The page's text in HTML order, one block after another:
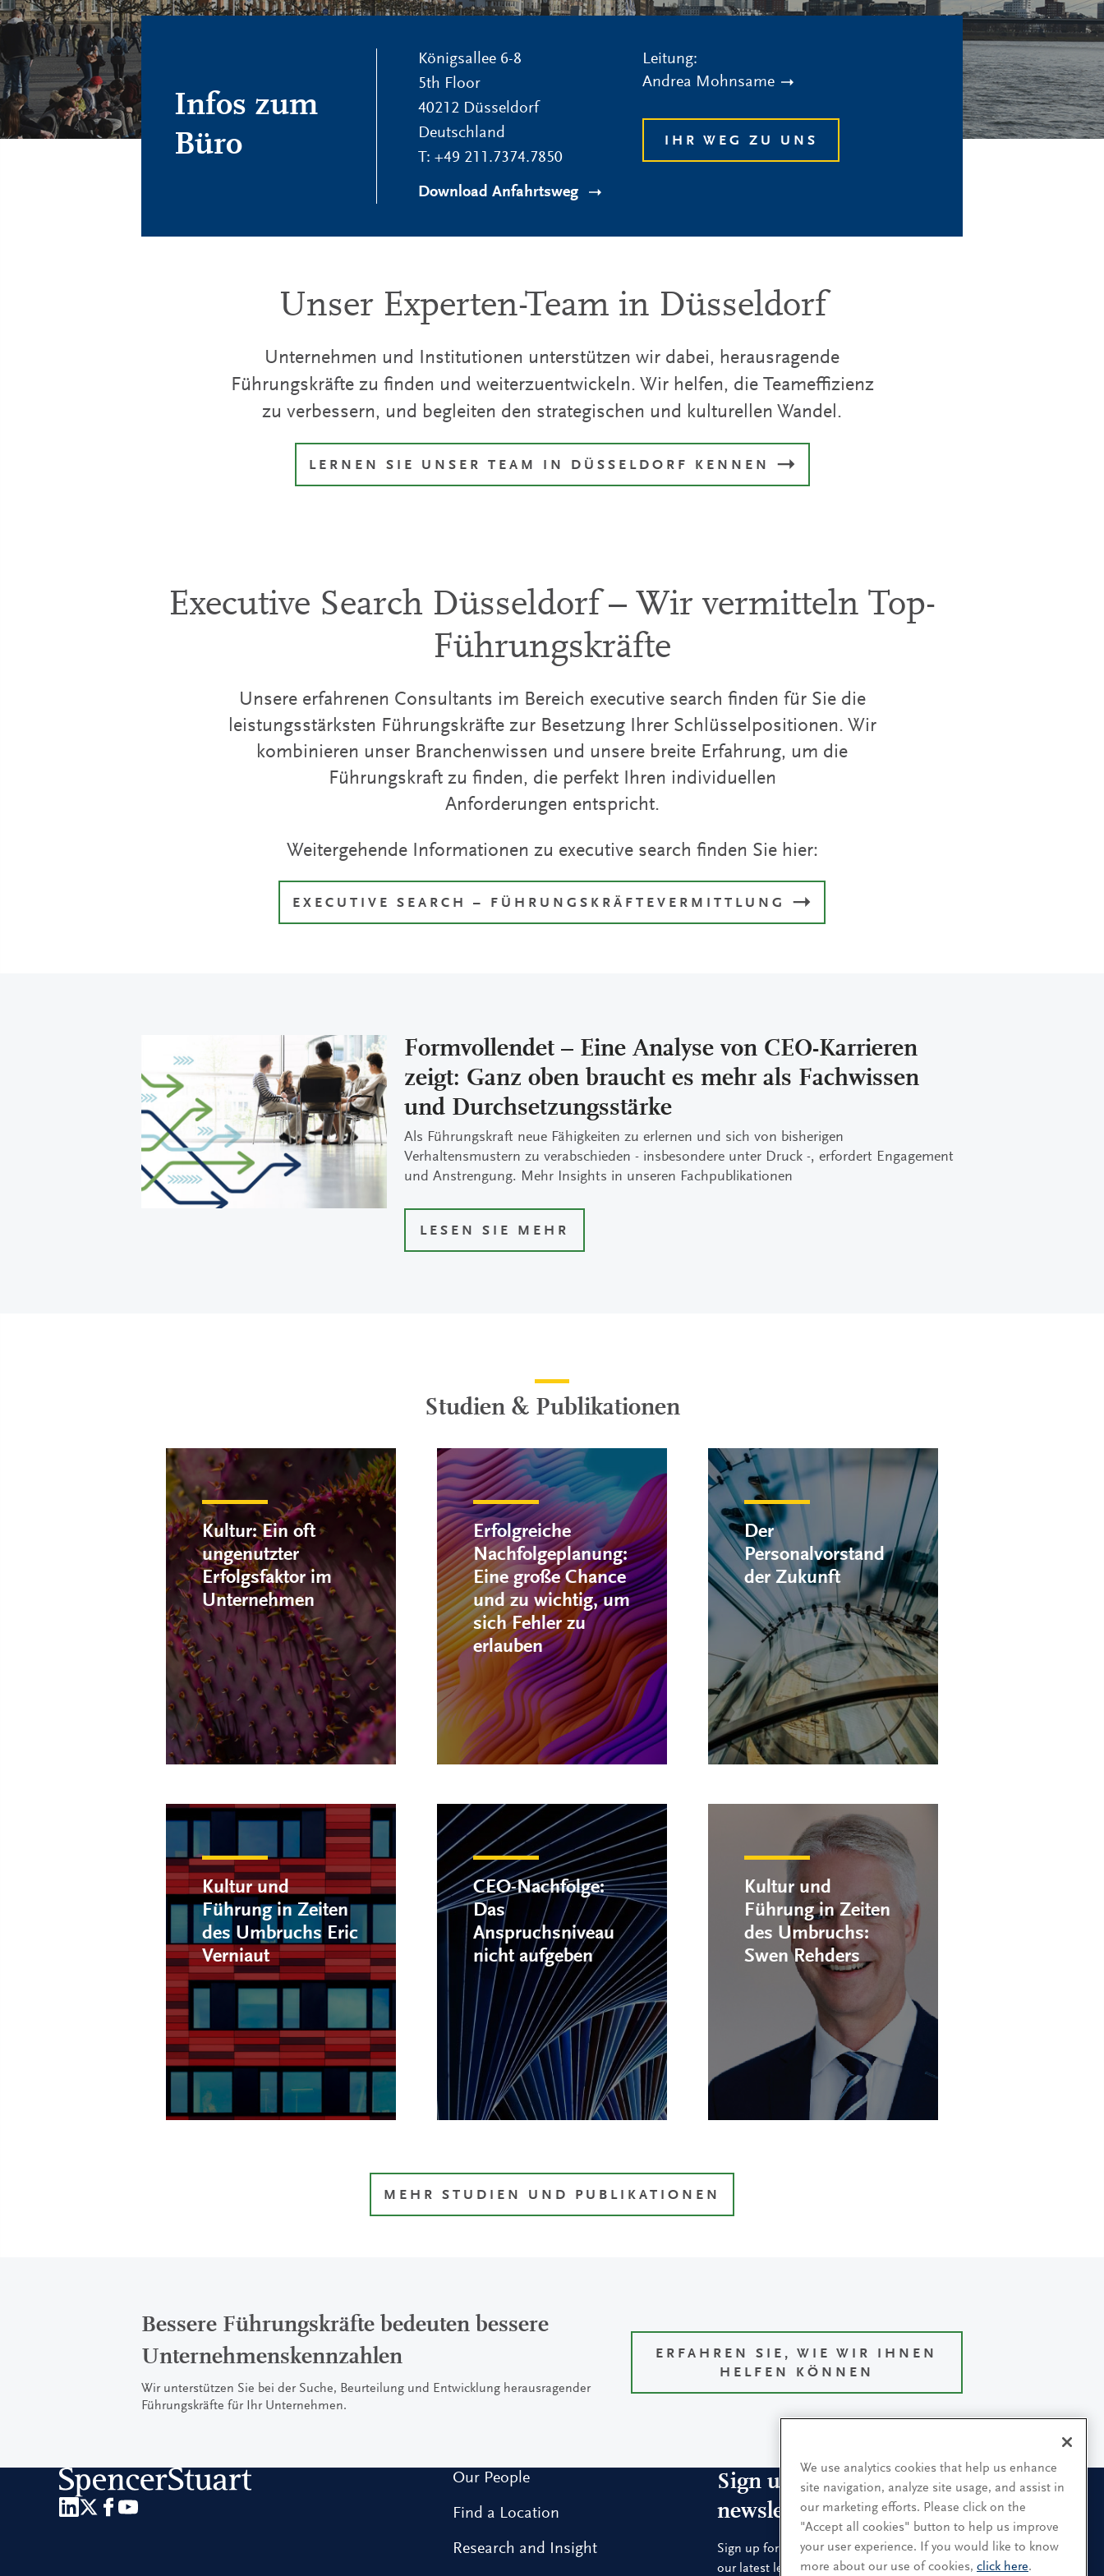
Infos zum
Büro
Königsallee 6-8
5th Floor
40212 Düsseldorf
Deutschland
T:+49 211.7374.7850
Download Anfahrtsweg
Leitung:
Andrea Mohnsame
IHR WEG ZU UNS
Unser Experten-Team in Düsseldorf
Unternehmen und Institutionen unterstützen wir dabei, herausragende
Führungskräfte zu finden und weiterzuentwickeln. Wir helfen, die Teameffizienz
zu verbessern, und begleiten den strategischen und kulturellen Wandel.
LERNEN SIE UNSER TEAM IN DÜSSELDORF KENNEN
Executive Search Düsseldorf – Wir vermitteln Top-
Führungskräfte
Unsere erfahrenen Consultants im Bereich executive search finden für Sie die
leistungsstärksten Führungskräfte zur Besetzung Ihrer Schlüsselpositionen. Wir
kombinieren unser Branchenwissen und unsere breite Erfahrung, um die
Führungskraft zu finden, die perfekt Ihren individuellen
Anforderungen entspricht.
Weitergehende Informationen zu executive search finden Sie hier:
EXECUTIVE SEARCH – FÜHRUNGSKRÄFTEVERMITTLUNG
Formvollendet – Eine Analyse von CEO-Karrieren
zeigt: Ganz oben braucht es mehr als Fachwissen
und Durchsetzungsstärke
Als Führungskraft neue Fähigkeiten zu erlernen und sich von bisherigen
Verhaltensmustern zu verabschieden - insbesondere unter Druck -, erfordert Engagement
und Anstrengung. Mehr Insights in unseren Fachpublikationen
LESEN SIE MEHR
Studien & Publikationen
Kultur: Ein oft
ungenutzter
Erfolgsfaktor im
Unternehmen
Erfolgreiche
Nachfolgeplanung:
Eine große Chance
und zu wichtig, um
sich Fehler zu
erlauben
Der
Personalvorstand
der Zukunft
Kultur und
Führung in Zeiten
des Umbruchs Eric
Verniaut
CEO-Nachfolge:
Das
Anspruchsniveau
nicht aufgeben
Kultur und
Führung in Zeiten
des Umbruchs:
Swen Rehders
MEHR STUDIEN UND PUBLIKATIONEN
Bessere Führungskräfte bedeuten bessere
Unternehmenskennzahlen
Wir unterstützen Sie bei der Suche, Beurteilung und Entwicklung herausragender
Führungskräfte für Ihr Unternehmen.
ERFAHREN SIE, WIE WIR IHNEN
HELFEN KÖNNEN
Our People
Find a Location
Research and Insight
Sign up for our leadership
newsletters
Sign up for the newsletters that interest you and receive
our latest leadership research and insights.
We use analytics cookies that help us enhance
site navigation, analyze site usage, and assist in
our marketing efforts. Please click on the
"Accept all cookies" button to help us improve
your user experience. If you would like to know
more about our use of cookies, click here.